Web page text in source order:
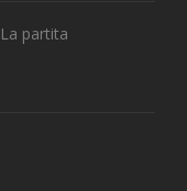
partita